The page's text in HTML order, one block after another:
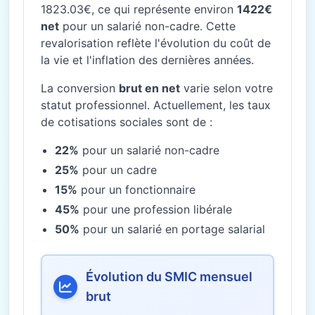
1823.03€, ce qui représente environ 1422€
net pour un salarié non-cadre. Cette
revalorisation reflète l'évolution du coût de
la vie et l'inflation des dernières années.
La conversion brut en net varie selon votre
statut professionnel. Actuellement, les taux
de cotisations sociales sont de :
22% pour un salarié non-cadre
25% pour un cadre
15% pour un fonctionnaire
45% pour une profession libérale
50% pour un salarié en portage salarial
Évolution du SMIC mensuel
brut